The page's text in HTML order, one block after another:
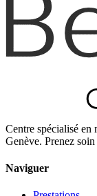
Centre spécialisé en
Genève. Prenez
Naviguer